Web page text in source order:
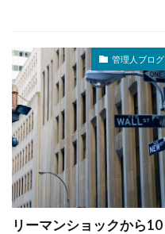
管理人ブログ
リーマンショックから10